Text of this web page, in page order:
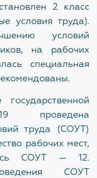
2 класс
условия труда).
условий
на рабочих
специальная
проведена
труда (СОУТ)
рабочих мест,
СОУТ — 12.
СОУТ